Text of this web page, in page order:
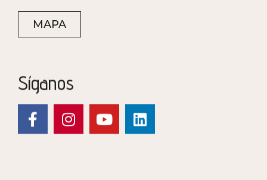
MAPA
Síganos